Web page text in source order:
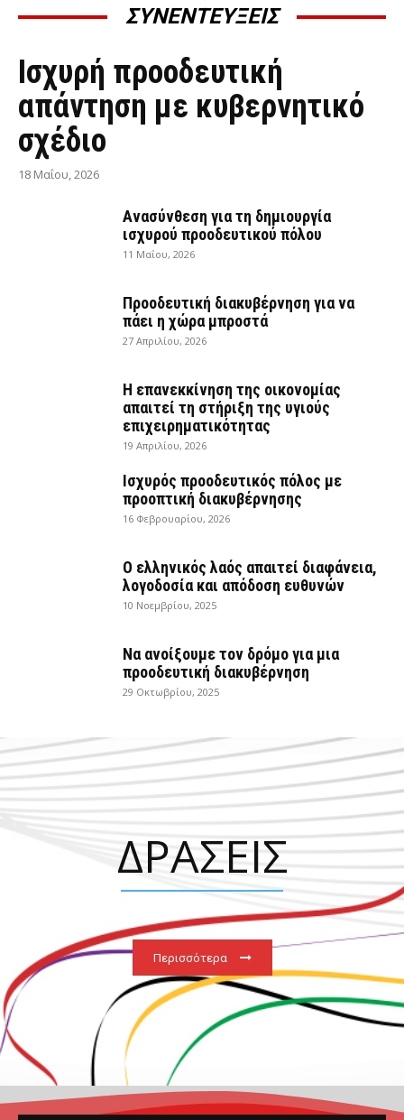
ΣΥΝΕΝΤΕΥΞΕΙΣ
ΣΥΝΕΝΤΕΎΞΕΙΣ
Ισχυρή προοδευτική
απάντηση με κυβερνητικό
σχέδιο
18 Μαΐου, 2026
Ανασύνθεση για τη δημιουργία
ισχυρού προοδευτικού πόλου
11 Μαΐου, 2026
Προοδευτική διακυβέρνηση για να
πάει η χώρα μπροστά
27 Απριλίου, 2026
Η επανεκκίνηση της οικονομίας
απαιτεί τη στήριξη της υγιούς
επιχειρηματικότητας
19 Απριλίου, 2026
Ισχυρός προοδευτικός πόλος με
προοπτική διακυβέρνησης
16 Φεβρουαρίου, 2026
Ο ελληνικός λαός απαιτεί διαφάνεια,
λογοδοσία και απόδοση ευθυνών
10 Νοεμβρίου, 2025
Να ανοίξουμε τον δρόμο για μια
προοδευτική διακυβέρνηση
29 Οκτωβρίου, 2025
ΔΡΑΣΕΙΣ
Περισσότερα